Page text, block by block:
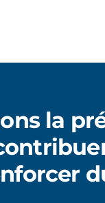
la